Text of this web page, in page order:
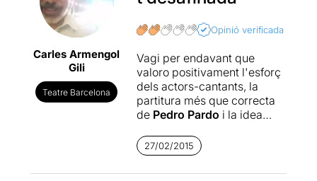
Carles Armengol
Gili
Teatre Barcelona
Opinió verificada
Vagi per endavant que
valoro positivament l'esforç
dels actors-cantants, la
partitura més que correcta
de Pedro Pardo i la idea
recuperar un personatge de
la Barcelona de principis del
segle passat. Però un cop
27/02/2015